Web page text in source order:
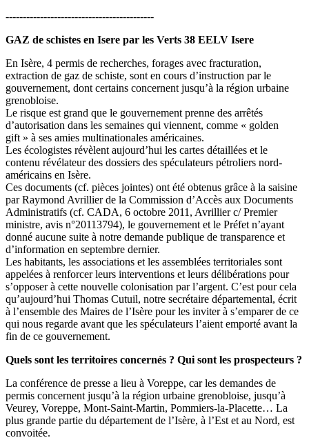
-------------------------------------------
GAZ de schistes en Isere par les Verts 38 EELV Isere
En Isère, 4 permis de recherches, forages avec fracturation,
extraction de gaz de schiste, sont en cours d’instruction par le
gouvernement, dont certains concernent jusqu’à la région urbaine
grenobloise.
Le risque est grand que le gouvernement prenne des arrêtés
d’autorisation dans les semaines qui viennent, comme « golden
gift » à ses amies multinationales américaines.
Les écologistes révèlent aujourd’hui les cartes détaillées et le
contenu révélateur des dossiers des spéculateurs pétroliers nord-
américains en Isère.
Ces documents (cf. pièces jointes) ont été obtenus grâce à la saisine
par Raymond Avrillier de la Commission d’Accès aux Documents
Administratifs (cf. CADA, 6 octobre 2011, Avrillier c/ Premier
ministre, avis n°20113794), le gouvernement et le Préfet n’ayant
donné aucune suite à notre demande publique de transparence et
d’information en septembre dernier.
Les habitants, les associations et les assemblées territoriales sont
appelées à renforcer leurs interventions et leurs délibérations pour
s’opposer à cette nouvelle colonisation par l’argent. C’est pour cela
qu’aujourd’hui Thomas Cutuil, notre secrétaire départemental, écrit
à l’ensemble des Maires de l’Isère pour les inviter à s’emparer de ce
qui nous regarde avant que les spéculateurs l’aient emporté avant la
fin de ce gouvernement.
Quels sont les territoires concernés ? Qui sont les prospecteurs ?
La conférence de presse a lieu à Voreppe, car les demandes de
permis concernent jusqu’à la région urbaine grenobloise, jusqu’à
Veurey, Voreppe, Mont-Saint-Martin, Pommiers-la-Placette… La
plus grande partie du département de l’Isère, à l’Est et au Nord, est
convoitée.